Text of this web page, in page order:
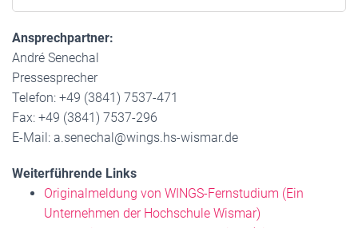
Ansprechpartner:
André Senechal
Pressesprecher
Telefon: +49 (3841) 7537-471
Fax: +49 (3841) 7537-296
E-Mail: a.senechal@wings.hs-wismar.de
Weiterführende Links
Originalmeldung von WINGS-Fernstudium (Ein
Unternehmen der Hochschule Wismar)